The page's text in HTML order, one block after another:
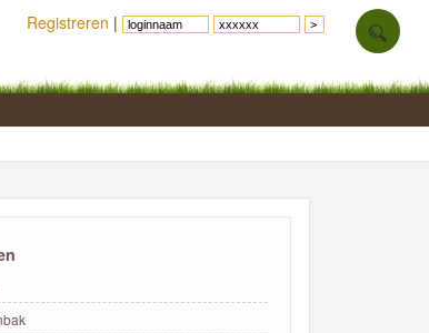
Registreren |